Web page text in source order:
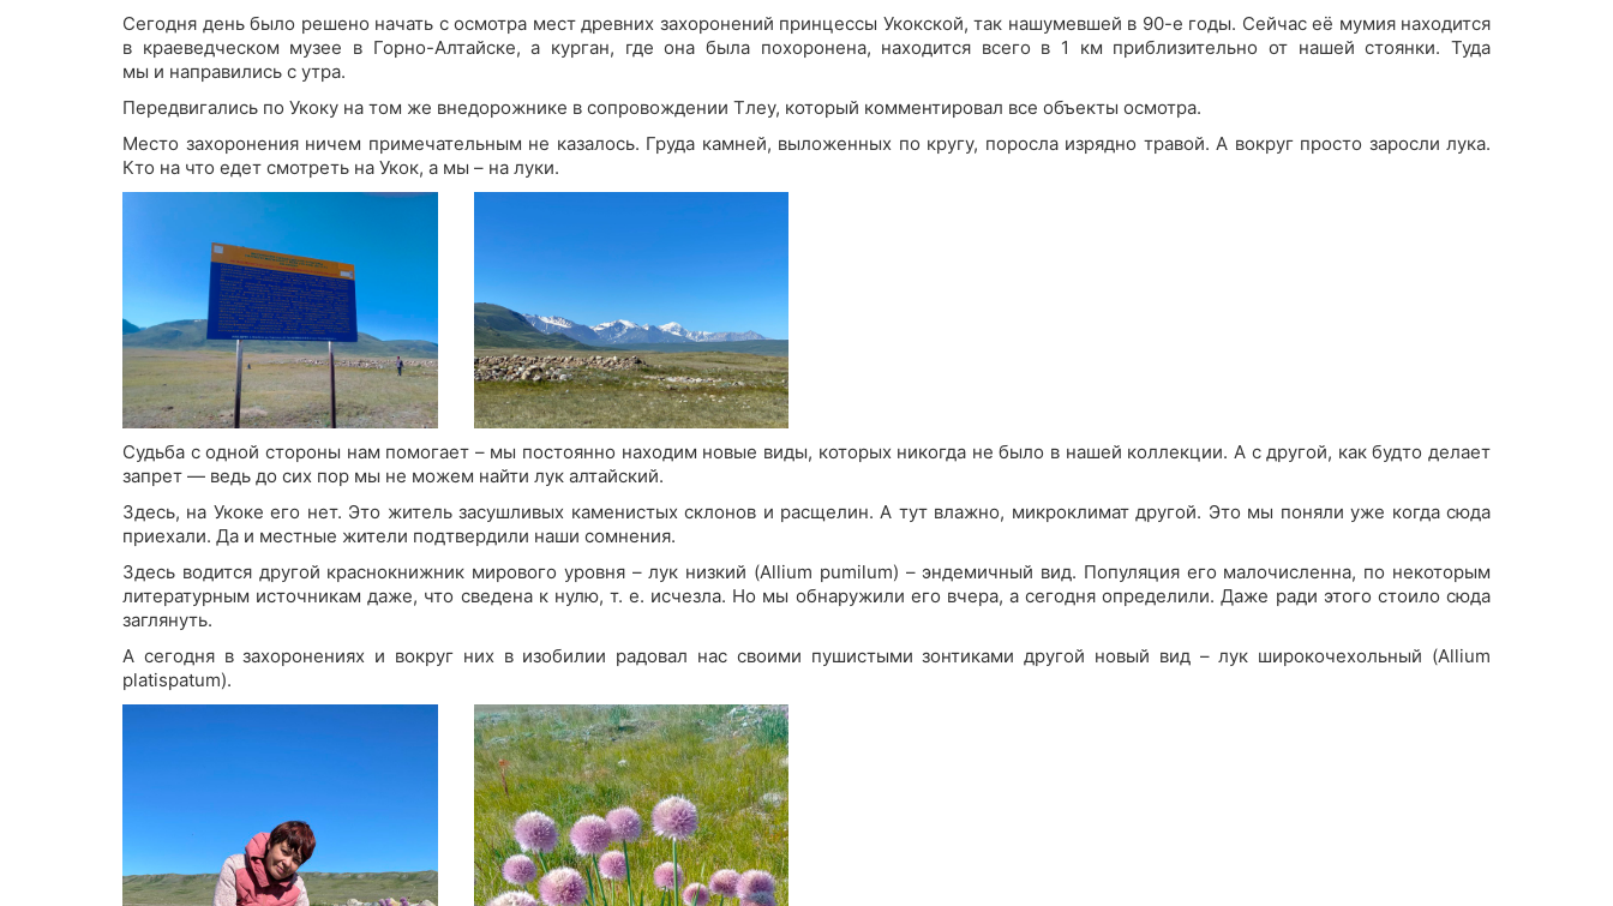
Сегодня день было решено начать с осмотра мест древних захоронений принцессы Укокской, так нашумевшей в 90-е годы. Сейчас её мумия находится
в краеведческом музее в Горно-Алтайске, а курган, где она была похоронена, находится всего в 1 км приблизительно от нашей стоянки. Туда
мы и направились с утра.
Передвигались по Укоку на том же внедорожнике в сопровождении Тлеу, который комментировал все объекты осмотра.
Место захоронения ничем примечательным не казалось. Груда камней, выложенных по кругу, поросла изрядно травой. А вокруг просто заросли лука.
Кто на что едет смотреть на Укок, а мы – на луки.
Судьба с одной стороны нам помогает – мы постоянно находим новые виды, которых никогда не было в нашей коллекции. А с другой, как будто делает
запрет — ведь до сих пор мы не можем найти лук алтайский.
Здесь, на Укоке его нет. Это житель засушливых каменистых склонов и расщелин. А тут влажно, микроклимат другой. Это мы поняли уже когда сюда
приехали. Да и местные жители подтвердили наши сомнения.
Здесь водится другой краснокнижник мирового уровня – лук низкий (Allium pumilum) – эндемичный вид. Популяция его малочисленна, по некоторым
литературным источникам даже, что сведена к нулю, т. е. исчезла. Но мы обнаружили его вчера, а сегодня определили. Даже ради этого стоило сюда
заглянуть.
А сегодня в захоронениях и вокруг них в изобилии радовал нас своими пушистыми зонтиками другой новый вид – лук широкочехольный (Allium
platispatum).